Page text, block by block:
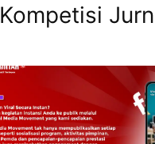
Kompetisi